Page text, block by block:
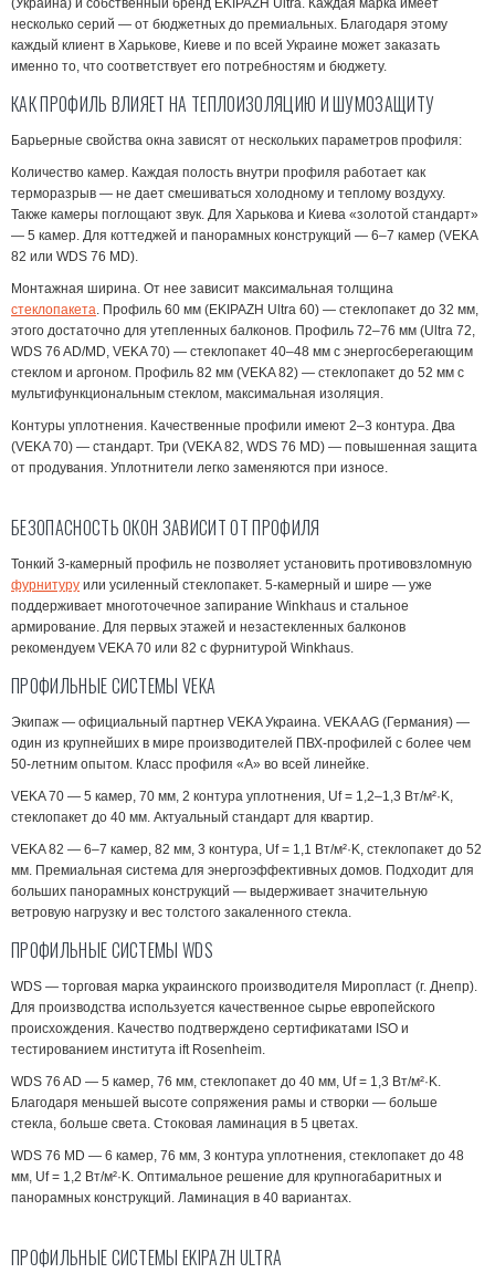
(Украина) и собственный бренд EKIPAZH Ultra. Каждая марка имеет
несколько серий — от бюджетных до премиальных. Благодаря этому
каждый клиент в Харькове, Киеве и по всей Украине может заказать
именно то, что соответствует его потребностям и бюджету.
КАК ПРОФИЛЬ ВЛИЯЕТ НА ТЕПЛОИЗОЛЯЦИЮ И ШУМОЗАЩИТУ
Барьерные свойства окна зависят от нескольких параметров профиля:
Количество камер. Каждая полость внутри профиля работает как
терморазрыв — не дает смешиваться холодному и теплому воздуху.
Также камеры поглощают звук. Для Харькова и Киева «золотой стандарт»
— 5 камер. Для коттеджей и панорамных конструкций — 6–7 камер (VEKA
82 или WDS 76 MD).
Монтажная ширина. От нее зависит максимальная толщина
стеклопакета. Профиль 60 мм (EKIPAZH Ultra 60) — стеклопакет до 32 мм,
этого достаточно для утепленных балконов. Профиль 72–76 мм (Ultra 72,
WDS 76 AD/MD, VEKA 70) — стеклопакет 40–48 мм с энергосберегающим
стеклом и аргоном. Профиль 82 мм (VEKA 82) — стеклопакет до 52 мм с
мультифункциональным стеклом, максимальная изоляция.
Контуры уплотнения. Качественные профили имеют 2–3 контура. Два
(VEKA 70) — стандарт. Три (VEKA 82, WDS 76 MD) — повышенная защита
от продувания. Уплотнители легко заменяются при износе.
БЕЗОПАСНОСТЬ ОКОН ЗАВИСИТ ОТ ПРОФИЛЯ
Тонкий 3-камерный профиль не позволяет установить противовзломную
фурнитуру или усиленный стеклопакет. 5-камерный и шире — уже
поддерживает многоточечное запирание Winkhaus и стальное
армирование. Для первых этажей и незастекленных балконов
рекомендуем VEKA 70 или 82 с фурнитурой Winkhaus.
ПРОФИЛЬНЫЕ СИСТЕМЫ VEKA
Экипаж — официальный партнер VEKA Украина. VEKA AG (Германия) —
один из крупнейших в мире производителей ПВХ-профилей с более чем
50-летним опытом. Класс профиля «А» во всей линейке.
VEKA 70 — 5 камер, 70 мм, 2 контура уплотнения, Uf = 1,2–1,3 Вт/м²·K,
стеклопакет до 40 мм. Актуальный стандарт для квартир.
VEKA 82 — 6–7 камер, 82 мм, 3 контура, Uf = 1,1 Вт/м²·K, стеклопакет до 52
мм. Премиальная система для энергоэффективных домов. Подходит для
больших панорамных конструкций — выдерживает значительную
ветровую нагрузку и вес толстого закаленного стекла.
ПРОФИЛЬНЫЕ СИСТЕМЫ WDS
WDS — торговая марка украинского производителя Миропласт (г. Днепр).
Для производства используется качественное сырье европейского
происхождения. Качество подтверждено сертификатами ISO и
тестированием института ift Rosenheim.
WDS 76 AD — 5 камер, 76 мм, стеклопакет до 40 мм, Uf = 1,3 Вт/м²·K.
Благодаря меньшей высоте сопряжения рамы и створки — больше
стекла, больше света. Стоковая ламинация в 5 цветах.
WDS 76 MD — 6 камер, 76 мм, 3 контура уплотнения, стеклопакет до 48
мм, Uf = 1,2 Вт/м²·K. Оптимальное решение для крупногабаритных и
панорамных конструкций. Ламинация в 40 вариантах.
ПРОФИЛЬНЫЕ СИСТЕМЫ EKIPAZH ULTRA